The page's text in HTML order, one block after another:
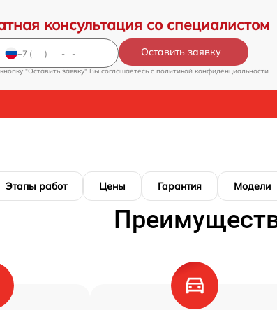
консультация со специалистом
Оставить заявку
"Оставить заявку" Вы соглашаетесь c политикой конфиденциальности
Этапы работ Цены Гарантия Модели